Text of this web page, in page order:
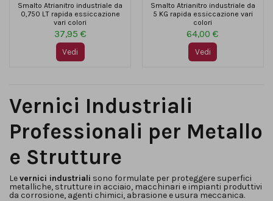
Smalto Atrianitro industriale da
0,750 LT rapida essiccazione
vari colori
37,95 €
Vedi
Smalto Atrianitro industriale da
5 KG rapida essiccazione vari
colori
64,00 €
Vedi
Vernici Industriali
Professionali per Metallo
e Strutture
Levernici industriali sono formulate per proteggere superfici
metalliche, strutture in acciaio, macchinari e impianti produttivi
da corrosione, agenti chimici, abrasione e usura meccanica.